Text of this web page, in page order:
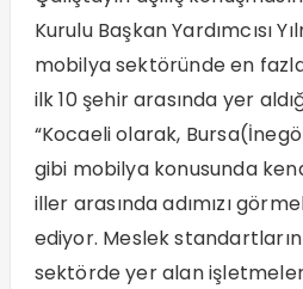
Kurulu Başkan Yardımcısı
mobilya sektöründe en
ilk 10 şehir arasında yer
“Kocaeli olarak,
gibi mobilya konusunda
iller arasında adımızı
ediyor. Meslek
sektörde yer alan